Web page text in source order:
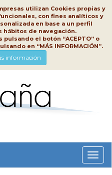
utilizan Cookies propias y
con fines analíticos y
en base a un perfil
hábitos de navegación.
el botón “ACEPTO” o
en “MÁS INFORMACIÓN”.
información